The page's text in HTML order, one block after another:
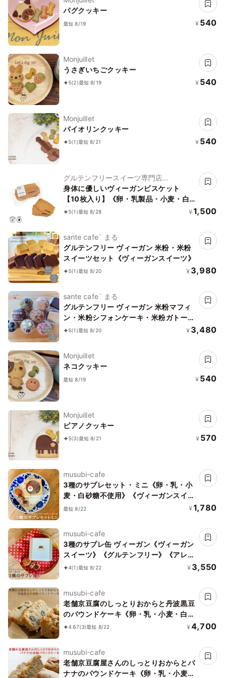
パグクッキー
最短 8/19 ¥ 540
Monjuillet
うさぎいちごクッキー
5(2)最短 8/19 ¥ 540
Monjuillet
バイオリンクッキー
5(1)最短 8/21 ¥ 540
グルテンフリースイーツ専門店
NachuRa(ナチュラ)-南青山-
身体に優しいヴィーガンビスケット
【10枚入り】《卵・乳製品・小麦・白
砂糖不使用》《ヴィーガンスイーツ》
5(1)最短 8/28 ¥ 1,500
sante cafe` まる
グルテンフリー ヴィーガン 米粉・米粉
スイーツセット《ヴィーガンスイーツ》
5(1)最短 8/20 ¥ 3,980
sante cafe` まる
グルテンフリー ヴィーガン 米粉マフィ
ン・米粉シフォンケーキ・米粉ガトーシ
ョコラセット(NEW07）《ヴィーガン
5(1)最短 8/20 ¥ 3,480
Monjuillet
ネコクッキー
最短 8/19 ¥ 540
Monjuillet
ピアノクッキー
5(3)最短 8/21 ¥ 570
musubi-cafe
3種のサブレセット・ミニ《卵・乳・小
麦・白砂糖不使用》《ヴィーガンスイー
ツ》《グルテンフリー》《アレルギー配
最短 8/22 ¥ 1,780
musubi-cafe
3種のサブレ缶 ヴィーガン《ヴィーガン
スイーツ》《グルテンフリー》《アレル
ギー配慮》
4(1)最短 8/22 ¥ 3,550
musubi-cafe
老舗京豆腐のしっとりおからと丹波黒豆
のパウンドケーキ《卵・乳・小麦・白砂
糖不使用》《ヴィーガンスイーツ》《グ
4.67(3)最短 8/22 ¥ 4,700
musubi-cafe
老舗京豆腐屋さんのしっとりおからとバ
ナナのパウンドケーキ《卵・乳・小麦・